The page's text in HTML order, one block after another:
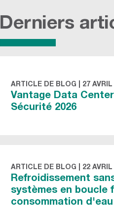
Derniers
ARTICLE DE BLOG 27
Vantage Data
Sécurité 2026
ARTICLE DE BLOG 22
Refroidissement
systèmes en boucle
consommation